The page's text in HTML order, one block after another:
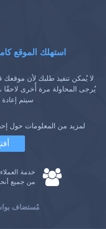
استهلك الموقع
لا يُمكن تنفيذ طلبك لأن موقعك
يُرجى المحاولة مرة أُخرى لاحقًا
سيتم إعادة
لمزيد من المعلومات حول
خدمة العملاء
من جميع
: مُستضاف